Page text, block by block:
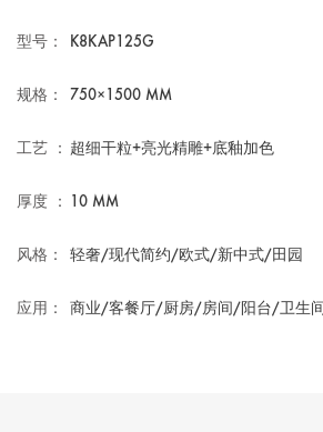
型号： K8KAP125G
规格： 750×1500 MM
工艺 ： 超细干粒+亮光精雕+底釉加色
厚度 ： 10 MM
风格： 轻奢/现代简约/欧式/新中式/田园
应用： 商业/客餐厅/厨房/房间/阳台/卫生间